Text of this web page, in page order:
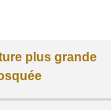
plus grande